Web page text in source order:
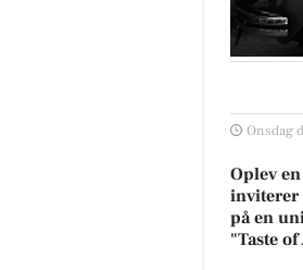
Onsdag
Oplev
inviterer
på en
"Taste